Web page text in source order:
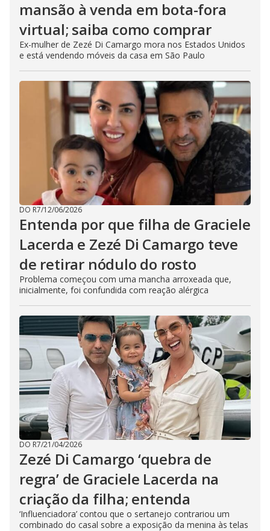
mansão à venda em bota-fora
virtual; saiba como comprar
Ex-mulher de Zezé Di Camargo mora nos Estados Unidos
e está vendendo móveis da casa em São Paulo
DO R7/12/06/2026
Entenda por que filha de Graciele
Lacerda e Zezé Di Camargo teve
de retirar nódulo do rosto
Problema começou com uma mancha arroxeada que,
inicialmente, foi confundida com reação alérgica
DO R7/21/04/2026
Zezé Di Camargo ‘quebra de
regra’ de Graciele Lacerda na
criação da filha; entenda
‘Influenciadora’ contou que o sertanejo contrariou um
combinado do casal sobre a exposição da menina às telas